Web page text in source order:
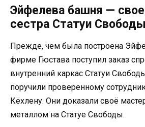
Эйфелева башня —
сестра Статуи Свободы
Прежде, чем была построена
фирме Гюстава поступил заказ
внутренний каркас Статуи
поручили проверенному
Кёхлену. Они доказали своё
металлом на Статуе Свободы.